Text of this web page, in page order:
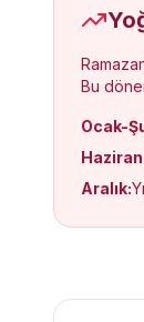
Bu
Ocak-
Aralık: